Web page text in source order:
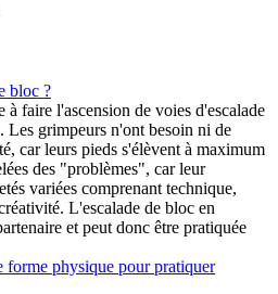
bloc ?
faire l'ascension de voies d'escalade
Les grimpeurs n'ont besoin ni de
car leurs pieds s'élèvent à maximum
des "problèmes", car leur
variées comprenant technique,
L'escalade de bloc en
et peut donc être pratiquée
forme physique pour pratiquer